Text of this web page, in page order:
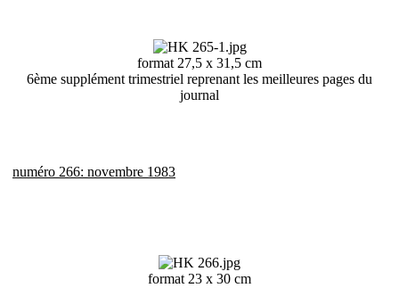
format 27,5 x 31,5 cm
6ème supplément trimestriel reprenant les meilleures pages du
journal
numéro 266: novembre 1983
format 23 x 30 cm